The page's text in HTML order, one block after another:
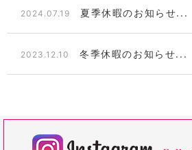
2024.07.19 夏季休暇のお知らせ...
2023.12.10 冬季休暇のお知らせ...